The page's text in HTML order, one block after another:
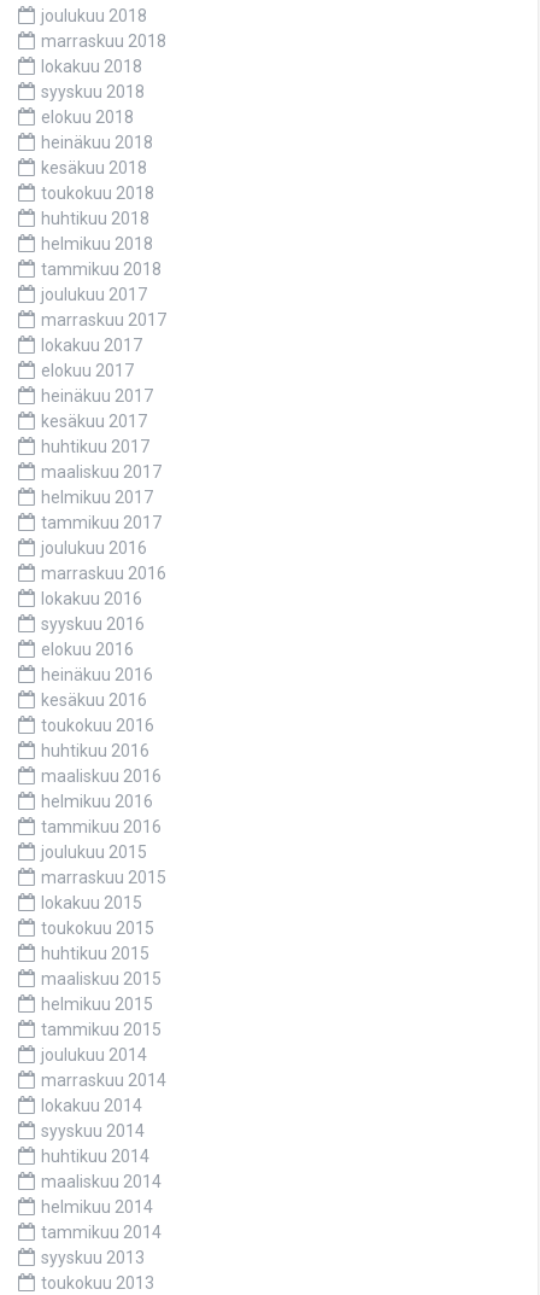
joulukuu 2018
marraskuu 2018
lokakuu 2018
syyskuu 2018
elokuu 2018
heinäkuu 2018
kesäkuu 2018
toukokuu 2018
huhtikuu 2018
helmikuu 2018
tammikuu 2018
joulukuu 2017
marraskuu 2017
lokakuu 2017
elokuu 2017
heinäkuu 2017
kesäkuu 2017
huhtikuu 2017
maaliskuu 2017
helmikuu 2017
tammikuu 2017
joulukuu 2016
marraskuu 2016
lokakuu 2016
syyskuu 2016
elokuu 2016
heinäkuu 2016
kesäkuu 2016
toukokuu 2016
huhtikuu 2016
maaliskuu 2016
helmikuu 2016
tammikuu 2016
joulukuu 2015
marraskuu 2015
lokakuu 2015
toukokuu 2015
huhtikuu 2015
maaliskuu 2015
helmikuu 2015
tammikuu 2015
joulukuu 2014
marraskuu 2014
lokakuu 2014
syyskuu 2014
huhtikuu 2014
maaliskuu 2014
helmikuu 2014
tammikuu 2014
syyskuu 2013
toukokuu 2013